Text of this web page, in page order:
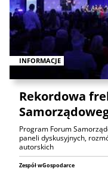
INFORMACJE
Rekordowa
Program Forum
paneli dyskusyjnych,
autorskich
Zespół wGospodarce